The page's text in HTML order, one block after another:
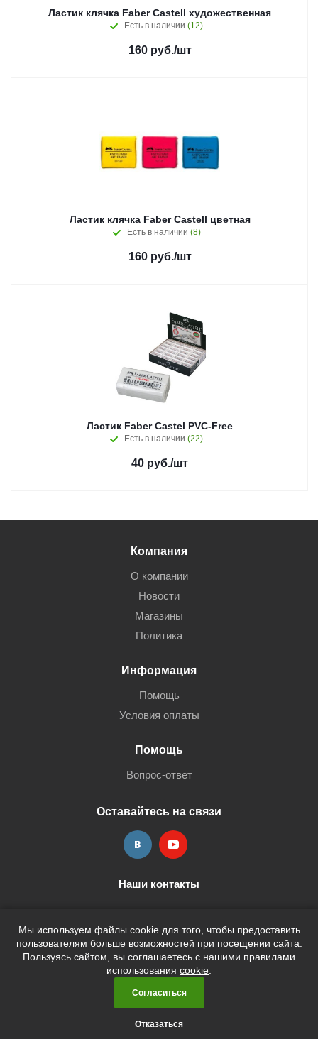
Ластик клячка Faber Castell художественная
Есть в наличии (12)
160руб./шт
Ластик клячка Faber Castell цветная
Есть в наличии (8)
160руб./шт
Ластик Faber Castel PVC-Free
Есть в наличии (22)
40 руб./шт
Мы используем файлы cookie для того, чтобы предоставить
пользователям больше возможностей при посещении сайта.
Пользуясь сайтом, вы соглашаетесь с нашими правилами
использования cookie
Согласиться
Отказаться
Компания
О компании
Новости
Магазины
Политика
Информация
Помощь
Условия оплаты
Помощь
Вопрос-ответ
Оставайтесь на связи
Наши контакты
2026 © Кан-Тэррия Kids